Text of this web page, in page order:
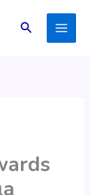
Поиск